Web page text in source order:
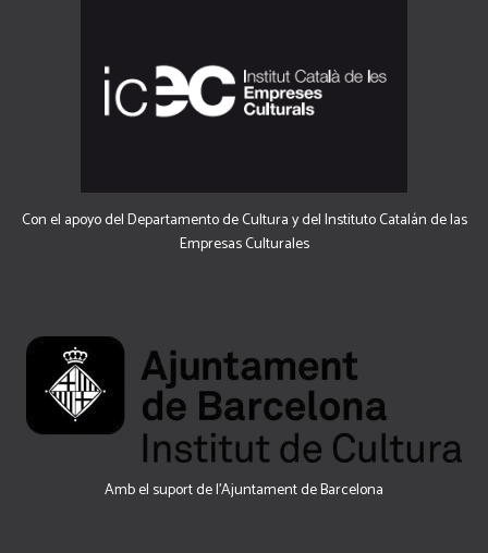
Con el apoyo del Departamento de Cultura y del Instituto Catalán de las
Empresas Culturales
Amb el suport de l’Ajuntament de Barcelona